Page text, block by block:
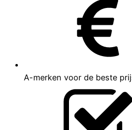
A-merken voor de beste